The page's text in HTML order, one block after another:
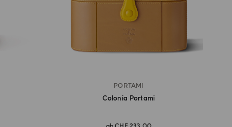
PORTAMI
Colonia Portami